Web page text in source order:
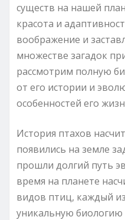
существ на нашей
красота и
воображение и
множестве загадок
рассмотрим полную
от его истории и
особенностей его
История птахов
появились на земле
прошли долгий путь
время на планете
видов птиц, каждый
уникальную